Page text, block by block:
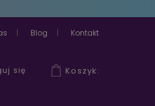
Blog Kontakt
Koszyk:
się